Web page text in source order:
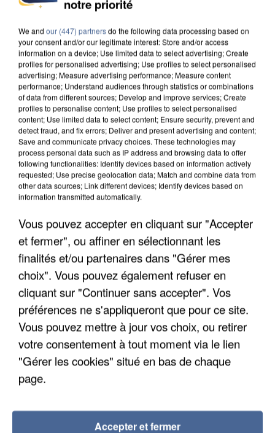
INTERPELLÉ EN ALGÉRIE
notre priorité
We and our (447) partnersdo the following data processing based on
your consent and/or our legitimate interest: Store and/or access
information on a device; Use limited data to select advertising; Create
profiles for personalised advertising; Use profiles to select personalised
advertising; Measure advertising performance; Measure content
performance; Understand audiences through statistics or combinations
of data from different sources; Develop and improve services; Create
profiles to personalise content; Use profiles to select personalised
content; Use limited data to select content; Ensure security, prevent and
detect fraud, and fix errors; Deliver and present advertising and content;
Save and communicate privacy choices. These technologies may
process personal data such as IP address and browsing data to offer
following functionalities: Identify devices based on information actively
requested; Use precise geolocation data; Match and combine data from
other data sources; Link different devices; Identify devices based on
information transmitted automatically.
Vous pouvez accepter en cliquant sur "Accepter
et fermer", ou affiner en sélectionnant les
finalités et/ou partenaires dans "Gérer mes
choix". Vous pouvez également refuser en
cliquant sur "Continuer sans accepter". Vos
préférences ne s'appliqueront que pour ce site.
Vous pouvez mettre à jour vos choix, ou retirer
votre consentement à tout moment via le lien
"Gérer les cookies" situé en bas de chaque
page.
Accepter et fermer